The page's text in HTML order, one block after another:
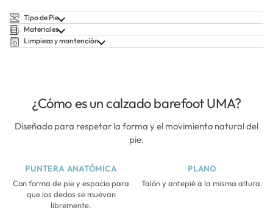
Tipo de Pie
Materiales
Limpieza y mantención
¿Cómo es un calzado barefoot UMA?
Diseñado para respetar la forma y el movimiento natural del
pie.
PUNTERA ANATÓMICA
Con forma de pie y espacio para
que los dedos se muevan
libremente.
PLANO
Talón y antepié a la misma altura.